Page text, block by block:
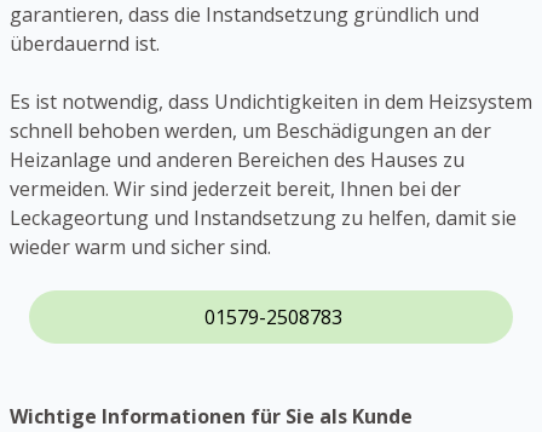
garantieren, dass die Instandsetzung gründlich und
überdauernd ist.
Es ist notwendig, dass Undichtigkeiten in dem Heizsystem
schnell behoben werden, um Beschädigungen an der
Heizanlage und anderen Bereichen des Hauses zu
vermeiden. Wir sind jederzeit bereit, Ihnen bei der
Leckageortung und Instandsetzung zu helfen, damit sie
wieder warm und sicher sind.
01579-2508783
Wichtige Informationen für Sie als Kunde